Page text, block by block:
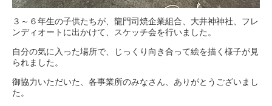
３～６年生の子供たちが、龍門司焼企業組合、大井神神社、フレ
ンディオートに出かけて、スケッチ会を行いました。
自分の気に入った場所で、じっくり向き合って絵を描く様子が見
られました。
御協力いただいた、各事業所のみなさん、ありがとうございまし
た。